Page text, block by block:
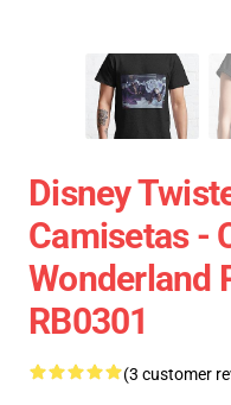
Disney
Camisetas -
Wonderland
RB0301
(3 customer